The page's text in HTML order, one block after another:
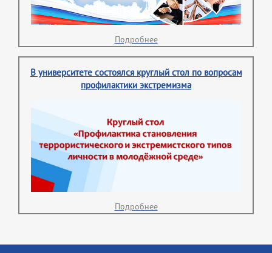
Подробнее
В университете состоялся круглый стол по вопросам
профилактики экстремизма
Подробнее